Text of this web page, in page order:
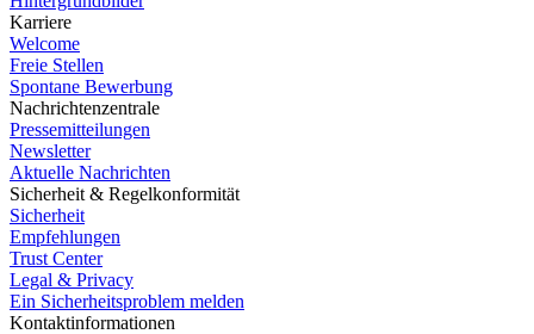
Karriere
Welcome
Freie Stellen
Spontane Bewerbung
Nachrichtenzentrale
Pressemitteilungen
Newsletter
Aktuelle Nachrichten
Sicherheit & Regelkonformität
Sicherheit
Empfehlungen
Trust Center
Legal & Privacy
Ein Sicherheitsproblem melden
Kontaktinformationen